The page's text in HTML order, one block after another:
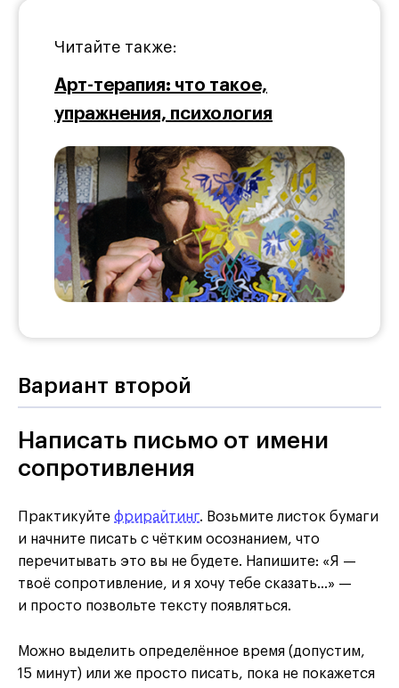
Читайте также:
Арт-терапия: что такое,
упражнения, психология
Вариант второй
Написать письмо от имени
сопротивления
Практикуйте фрирайтинг. Возьмите листок бумаги
и начните писать с чётким осознанием, что
перечитывать это вы не будете. Напишите: «Я —
твоё сопротивление, и я хочу тебе сказать…» —
и просто позвольте тексту появляться.
Можно выделить определённое время (допустим,
15 минут) или же просто писать, пока не покажется